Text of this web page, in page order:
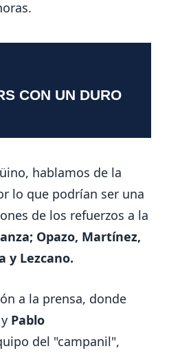
CON UN DURO
hablamos de la
lo que podrían ser una
de los refuerzos a la
Opazo, Martínez,
y Lezcano.
a la prensa, donde
y Pablo
del "campanil",